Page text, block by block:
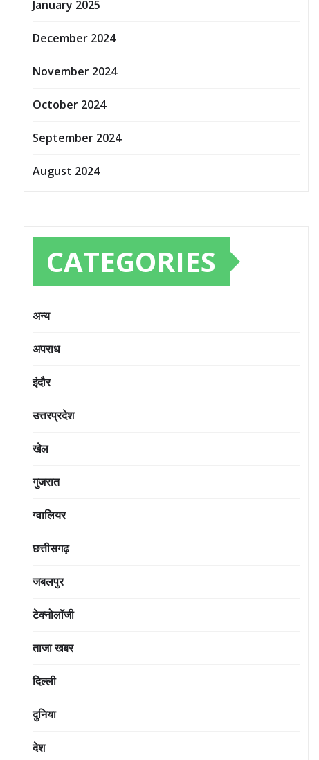
January 2025
December 2024
November 2024
October 2024
September 2024
August 2024
CATEGORIES
अन्य
अपराध
इंदौर
उत्तरप्रदेश
खेल
गुजरात
ग्वालियर
छत्तीसगढ़
जबलपुर
टेक्नोलॉजी
ताजा खबर
दिल्ली
दुनिया
देश